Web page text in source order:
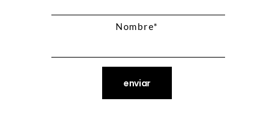
Nombre*